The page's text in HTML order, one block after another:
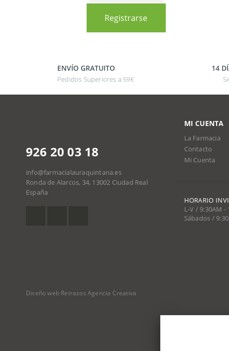
Registrarse
ENVÍO GRATUITO
Pedidos Superiores a 59€
14
926 20 03 18
info@farmacialauraquintana.es
Ronda de Alarcos, 34, 13002 Ciudad Real
España
MI CUENTA
La Farmacia
Contacto
Mi Cuenta
HORARIO
L-V / 9:30AM -
Sábados /
Diseño web Retrazos Agencia Creativa